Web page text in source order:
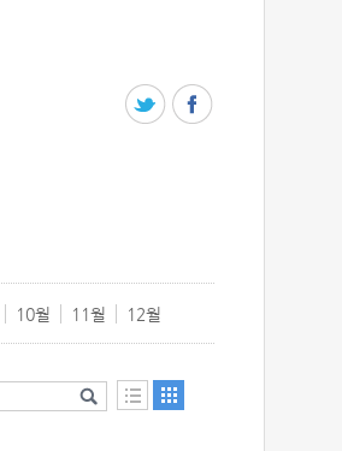
10월 11월 12월